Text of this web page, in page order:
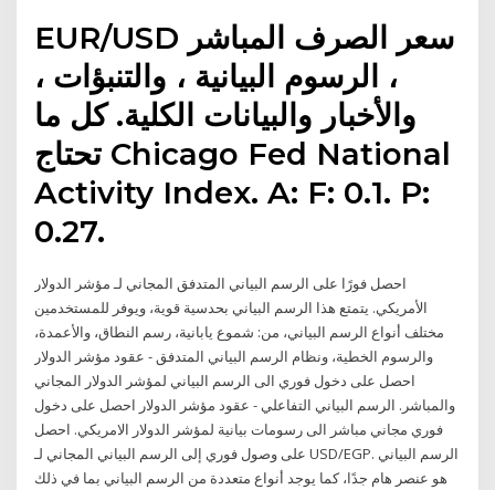
EUR/USD سعر الصرف المباشر
، الرسوم البيانية ، والتنبؤات ،
والأخبار والبيانات الكلية. كل ما
تحتاج Chicago Fed National
Activity Index. A: F: 0.1. P:
0.27.
احصل فورًا على الرسم البياني المتدفق المجاني لـ مؤشر الدولار
الأمريكي. يتمتع هذا الرسم البياني بحدسية قوية، ويوفر للمستخدمين
مختلف أنواع الرسم البياني، من: شموع يابانية، رسم النطاق، والأعمدة،
والرسوم الخطية، ونظام الرسم البياني المتدفق - عقود مؤشر الدولار
احصل على دخول فوري الى الرسم البياني لمؤشر الدولار المجاني
والمباشر. الرسم البياني التفاعلي - عقود مؤشر الدولار احصل على دخول
فوري مجاني مباشر الى رسومات بيانية لمؤشر الدولار الامريكي. احصل
على وصول فوري إلى الرسم البياني المجاني لـ USD/EGP. الرسم البياني
هو عنصر هام جدًا، كما يوجد أنواع متعددة من الرسم البياني بما في ذلك